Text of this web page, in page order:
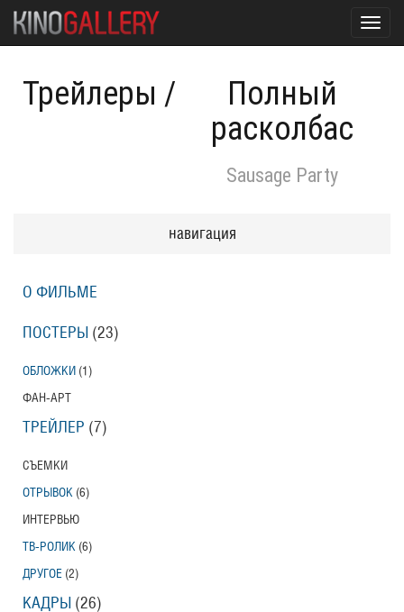
Трейлеры /
Полный
расколбас
Sausage Party
навигация
О ФИЛЬМЕ
ПОСТЕРЫ (23)
ОБЛОЖКИ (1)
ФАН-АРТ
ТРЕЙЛЕР (7)
СЪЕМКИ
ОТРЫВОК (6)
ИНТЕРВЬЮ
ТВ-РОЛИК (6)
ДРУГОЕ (2)
КАДРЫ (26)